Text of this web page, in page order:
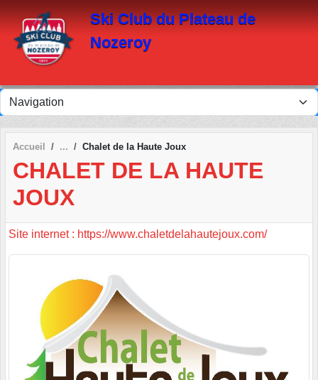
Ski Club du Plateau de
Nozeroy
Accueil Chalet de la Haute Joux
CHALET DE LA HAUTE
JOUX
Site internet : https://www.chaletdelahautejoux.com/